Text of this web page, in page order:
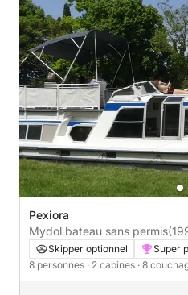
Pexiora
Mydol bateau sans permis
Skipper optionnel Super
8 personnes · 2 cabines · 8